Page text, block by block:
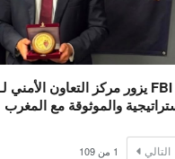
والموثوقة مع المغرب
التالي 1 من 109